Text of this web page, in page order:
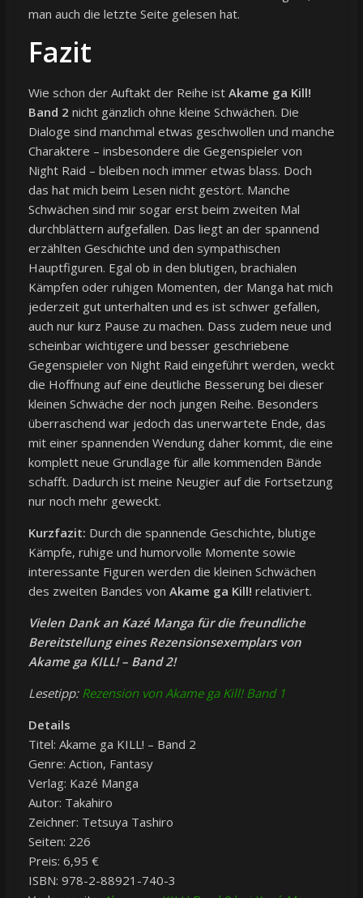
man auch die letzte Seite gelesen hat.
Fazit
Wie schon der Auftakt der Reihe ist Akame ga Kill!
Band 2 nicht gänzlich ohne kleine Schwächen. Die
Dialoge sind manchmal etwas geschwollen und manche
Charaktere – insbesondere die Gegenspieler von
Night Raid – bleiben noch immer etwas blass. Doch
das hat mich beim Lesen nicht gestört. Manche
Schwächen sind mir sogar erst beim zweiten Mal
durchblättern aufgefallen. Das liegt an der spannend
erzählten Geschichte und den sympathischen
Hauptfiguren. Egal ob in den blutigen, brachialen
Kämpfen oder ruhigen Momenten, der Manga hat mich
jederzeit gut unterhalten und es ist schwer gefallen,
auch nur kurz Pause zu machen. Dass zudem neue und
scheinbar wichtigere und besser geschriebene
Gegenspieler von Night Raid eingeführt werden, weckt
die Hoffnung auf eine deutliche Besserung bei dieser
kleinen Schwäche der noch jungen Reihe. Besonders
überraschend war jedoch das unerwartete Ende, das
mit einer spannenden Wendung daher kommt, die eine
komplett neue Grundlage für alle kommenden Bände
schafft. Dadurch ist meine Neugier auf die Fortsetzung
nur noch mehr geweckt.
Kurzfazit: Durch die spannende Geschichte, blutige
Kämpfe, ruhige und humorvolle Momente sowie
interessante Figuren werden die kleinen Schwächen
des zweiten Bandes von Akame ga Kill! relativiert.
Vielen Dank an Kazé Manga für die freundliche
Bereitstellung eines Rezensionsexemplars von
Akame ga KILL! – Band 2!
Lesetipp: Rezension von Akame ga Kill! Band 1
Details
Titel: Akame ga KILL! – Band 2
Genre: Action, Fantasy
Verlag: Kazé Manga
Autor: Takahiro
Zeichner: Tetsuya Tashiro
Seiten: 226
Preis: 6,95 €
ISBN: 978-2-88921-740-3